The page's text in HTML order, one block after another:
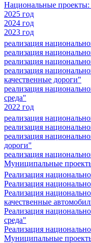
Национальные проекты:
2025 год
2024 год
2023 год
реализация
реализация
реализация
реализация
качественные дороги"
реализация
среда"
2022 год
реализация
реализация
реализация
дороги"
реализация
Муниципальные
Реализация
Реализация
Реализация
качественные
Реализация
среда"
Реализация
Муниципальные